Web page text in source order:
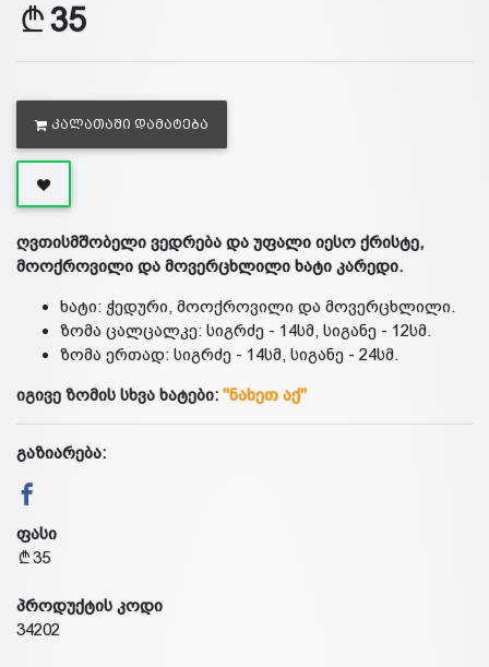
35
ᲙᲐᲚᲐᲗᲐᲨᲘ ᲓᲐᲛᲐᲢᲔᲑᲐ
ღვთისმშობელი ვედრება და უფალი იესო ქრისტე,
მოოქროვილი და მოვერცხლილი ხატი კარედი.
ხატი: ჭედური, მოოქროვილი და მოვერცხლილი.
ზომა ცალცალკე: სიგრძე - 14სმ, სიგანე - 12სმ.
ზომა ერთად: სიგრძე - 14სმ, სიგანე - 24სმ.
იგივე ზომის სხვა ხატები: "ნახეთ აქ"
გაზიარება:
ფასი
35
პროდუქტის კოდი
34202